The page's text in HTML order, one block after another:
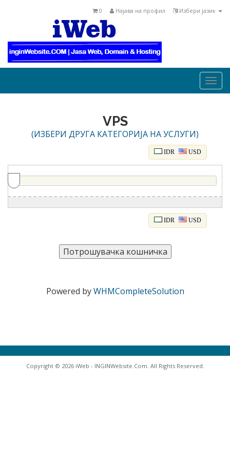
Избери јазик
Најава на профил
0
VPS
(ИЗБЕРИ ДРУГА КАТЕГОРИЈА НА УСЛУГИ)
IDR USD
IDR USD
Powered byWHMCompleteSolution
Copyright © 2026 iWeb - INGINWebsite.Com. All Rights Reserved.